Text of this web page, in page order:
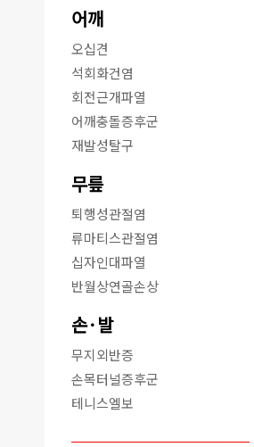
어깨
오십견
석회화건염
회전근개파열
어깨충돌증후군
재발성탈구
무릎
퇴행성관절염
류마티스관절염
십자인대파열
반월상연골손상
손·발
무지외반증
손목터널증후군
테니스엘보